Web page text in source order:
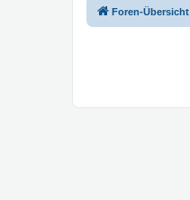
Foren-Übersicht